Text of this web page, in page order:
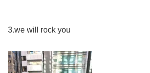
3.we will rock you